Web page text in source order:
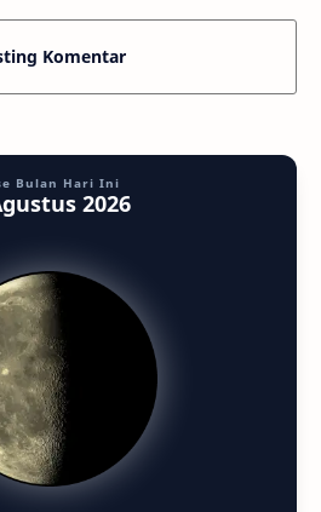
Komentar
Bulan Hari Ini
2026